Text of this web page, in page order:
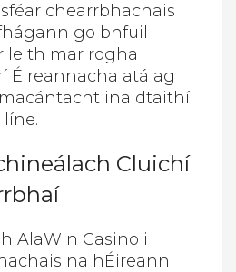
chearrbhachais
go bhfuil
leith mar rogha
Éireannacha atá ag
ina dtaithí
Cluichí
AlaWin Casino i
na hÉireann